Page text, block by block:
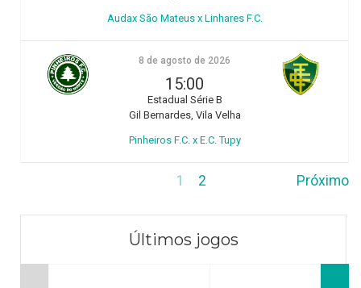
Audax São Mateus x Linhares F.C.
8 de agosto de 2026
15:00
Estadual Série B
Gil Bernardes, Vila Velha
Pinheiros F.C. x E.C. Tupy
1 2 Próximo
Últimos jogos